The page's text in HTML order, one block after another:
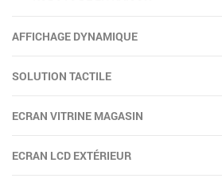
AFFICHAGE DYNAMIQUE
SOLUTION TACTILE
ECRAN VITRINE MAGASIN
ECRAN LCD EXTÉRIEUR